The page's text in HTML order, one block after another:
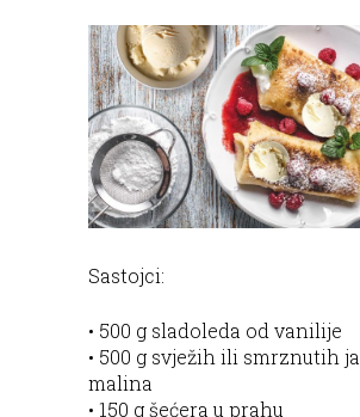
Sastojci:
• 500 g sladoleda od vanilije
• 500 g svježih ili smrznutih
malina
• 150 g šećera u prahu